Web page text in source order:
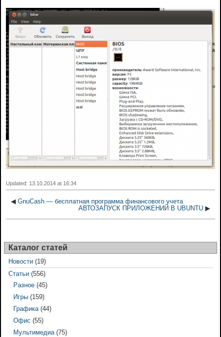
Updated: 13.10.2014 at 16:34
◀ GnuCash — бесплатная программа финансового учета
АВТОЗАПУСК ПРИЛОЖЕНИЙ В UBUNTU ▶
Каталог статей
Новости (19)
Статьи (556)
Разное (45)
Игры (159)
Графика(44)
Офис (55)
Мультимедиа(75)